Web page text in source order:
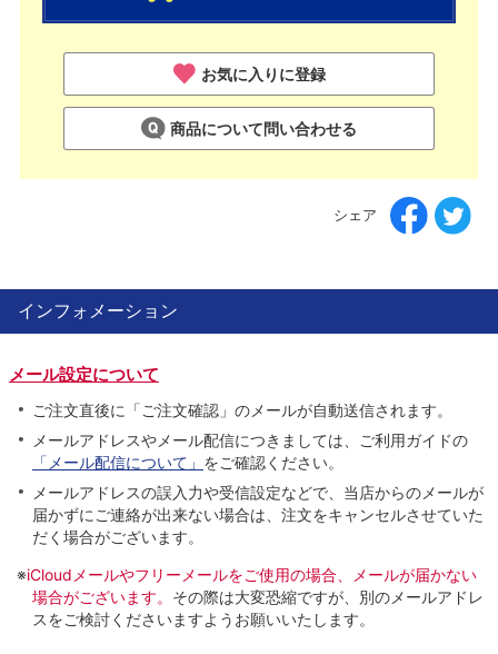
お気に入りに登録
商品について問い合わせる
シェア
インフォメーション
メール設定について
ご注文直後に「ご注文確認」のメールが自動送信されます。
メールアドレスやメール配信につきましては、ご利用ガイドの
「メール配信について」 をご確認ください。
メールアドレスの誤入力や受信設定などで、当店からのメールが
届かずにご連絡が出来ない場合は、注文をキャンセルさせていた
だく場合がございます。
※iCloudメールやフリーメールをご使用の場合、メールが届かない
場合がございます。 その際は大変恐縮ですが、別のメールアドレ
スをご検討くださいますようお願いいたします。